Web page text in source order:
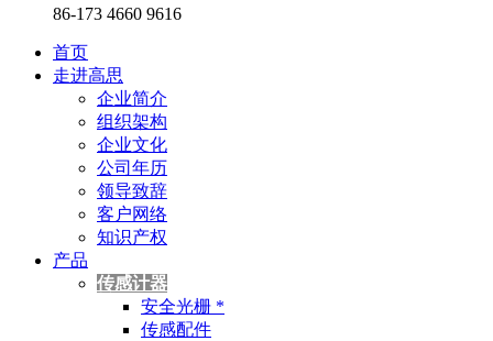
86-173 4660 9616
首页
走进高思
企业简介
组织架构
企业文化
公司年历
领导致辞
客户网络
知识产权
产品
传感计器
安全光栅 *
传感配件